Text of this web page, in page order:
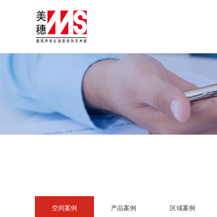
空间案例 产品案例 区域案例